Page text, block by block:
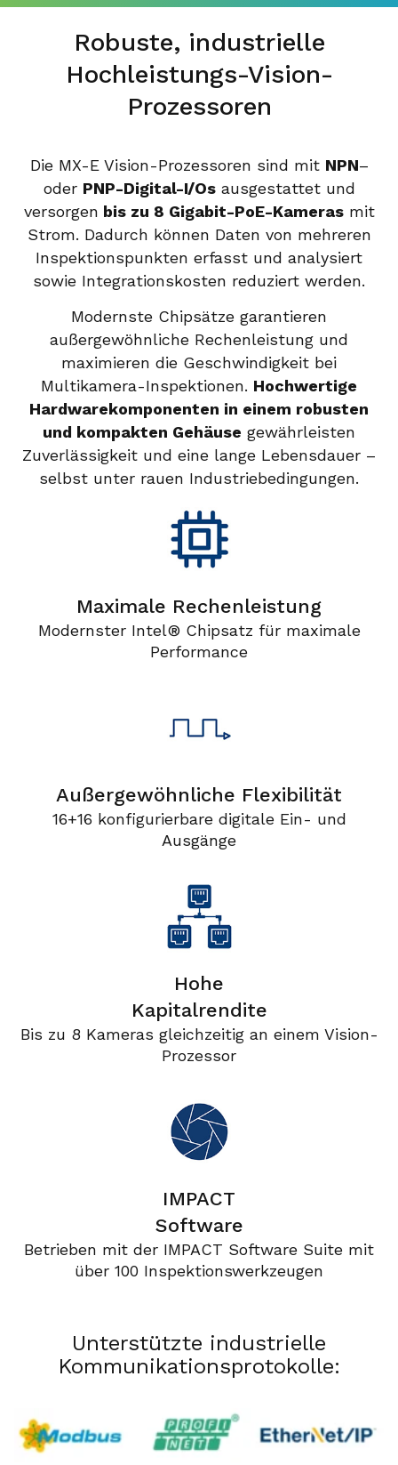
Robuste, industrielle
Hochleistungs-Vision-
Prozessoren
Die MX-E Vision-Prozessoren sind mit NPN–
oder PNP-Digital-I/Osausgestattet und
versorgen bis zu 8 Gigabit-PoE-Kamerasmit
Strom. Dadurch können Daten von mehreren
Inspektionspunkten erfasst und analysiert
sowie Integrationskosten reduziert werden.
Modernste Chipsätze garantieren
außergewöhnliche Rechenleistung und
maximieren die Geschwindigkeit bei
Multikamera-Inspektionen. Hochwertige
Hardwarekomponenten in einem robusten
und kompakten Gehäuse gewährleisten
Zuverlässigkeit und eine lange Lebensdauer –
selbst unter rauen Industriebedingungen.
Maximale Rechenleistung
Modernster Intel® Chipsatz für maximale
Performance
Außergewöhnliche Flexibilität
16+16 konfigurierbare digitale Ein- und
Ausgänge
Hohe
Kapitalrendite
Bis zu 8 Kameras gleichzeitig an einem Vision-
Prozessor
IMPACT
Software
Betrieben mit der IMPACT Software Suite mit
über 100 Inspektionswerkzeugen
Unterstützte industrielle
Kommunikationsprotokolle: